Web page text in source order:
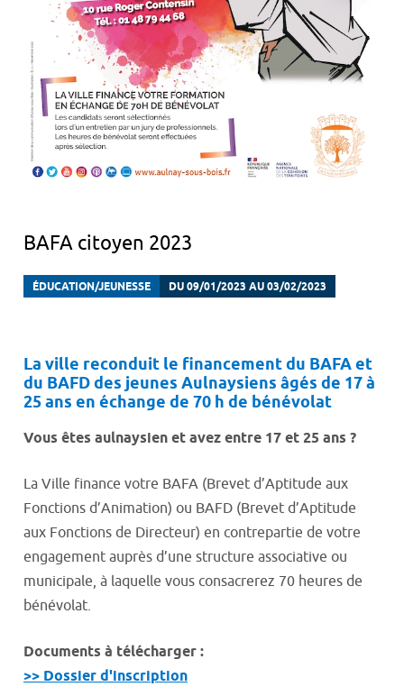
BAFA citoyen 2023
ÉDUCATION/JEUNESSE DU 09/01/2023 AU 03/02/2023
La ville reconduit le financement du BAFA et
du BAFD des jeunes Aulnaysiens âgés de 17 à
25 ans en échange de 70 h de bénévolat
Vous êtes aulnaysien et avez entre 17 et 25 ans ?
La Ville finance votre BAFA (Brevet d’Aptitude aux
Fonctions d’Animation) ou BAFD (Brevet d’Aptitude
aux Fonctions de Directeur) en contrepartie de votre
engagement auprès d’une structure associative ou
municipale, à laquelle vous consacrerez 70 heures de
bénévolat.
Documents à télécharger :
>> Dossier d'inscription